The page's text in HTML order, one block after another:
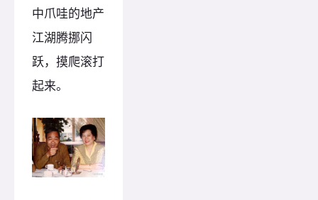
中爪哇的地产
江湖腾挪闪
跃，摸爬滚打
起来。